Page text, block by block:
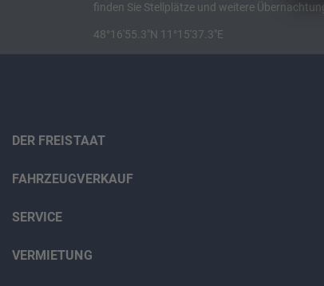
finden Sie Stellplätze und weitere
48°16'55.3"N 11°15'37.3"E
DER FREISTAAT
FAHRZEUGVERKAUF
SERVICE
VERMIETUNG